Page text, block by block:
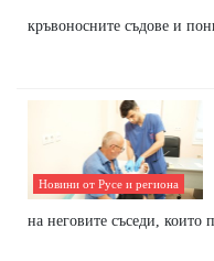
кръвоносните съдове и
Новини от Русе и региона
на неговите съседи, които